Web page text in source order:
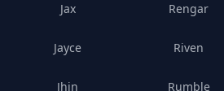
Jax
Jayce
Jhin
Rengar
Riven
Rumble